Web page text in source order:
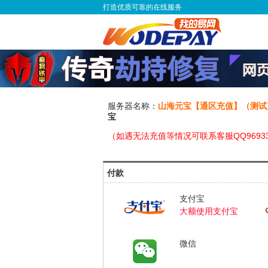
打造优质可靠的在线服务
服务器名称： 山海元宝【通区充值】（测
宝
（如遇无法充值等情况可联系客服
付款
支付宝
大额使用支付宝
微信